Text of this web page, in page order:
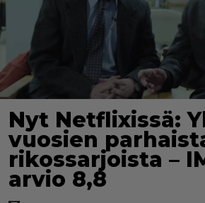
Nyt Netflixissä:
vuosien
rikossarjoista –
arvio 8,8